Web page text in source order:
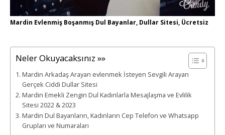
Mardin Evlenmiş Boşanmış Dul Bayanlar, Dullar Sitesi, Ücretsiz
Neler Okuyacaksınız »»
Mardin Arkadaş Arayan evlenmek İsteyen Sevgili Arayan
Gerçek Ciddi Dullar Sitesi
Mardin Emekli Zengin Dul Kadınlarla Mesajlaşma ve Evlilik
Sitesi 2022 & 2023
Mardin Dul Bayanların, Kadınların Cep Telefon ve Whatsapp
Grupları ve Numaraları